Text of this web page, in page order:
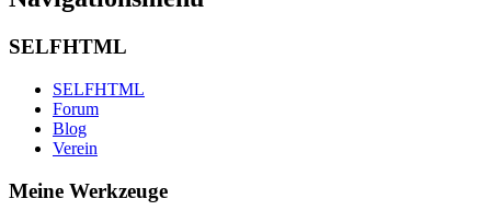
SELFHTML
SELFHTML
Forum
Blog
Verein
Meine Werkzeuge